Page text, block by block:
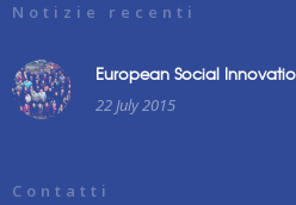
Notizie recenti
European Social
22 July 2015
Contatti